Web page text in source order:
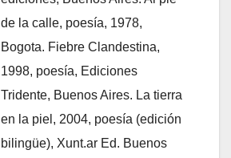
de la calle, poesía, 1978,
Bogota. Fiebre Clandestina,
1998, poesía, Ediciones
Tridente, Buenos Aires. La tierra
en la piel, 2004, poesía (edición
bilingüe), Xunt.ar Ed. Buenos